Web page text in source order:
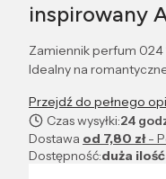
inspirowany
Zamiennik perfum 024
Idealny na
Przejdź do pełnego
Czas wysyłki:24
Dostawa od 7,80 zł-
Dostępność:duża ilość